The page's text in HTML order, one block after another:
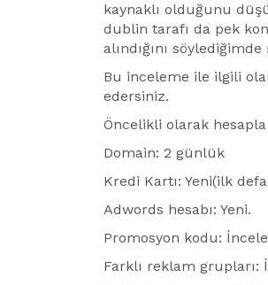
kaynaklı olduğunu
dublin tarafı da pek
alındığını
Bu inceleme ile ilgili
edersiniz.
Öncelikli olarak
Domain: 2 günlük
Kredi Kartı: Yeni(ilk
Adwords hesabı: Yeni.
Promosyon kodu:
Farklı reklam grupları: